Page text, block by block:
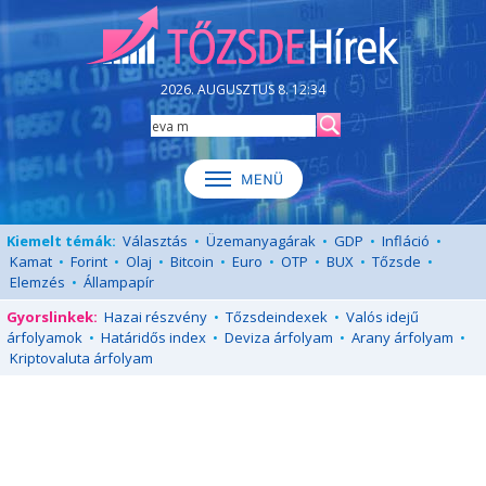
2026. AUGUSZTUS 8. 12:34
Kiemelt témák: Választás • Üzemanyagárak • GDP • Infláció •
Kamat • Forint • Olaj • Bitcoin • Euro • OTP • BUX • Tőzsde •
Elemzés • Állampapír
Gyorslinkek: Hazai részvény • Tőzsdeindexek • Valós idejű
árfolyamok • Határidős index • Deviza árfolyam • Arany árfolyam •
Kriptovaluta árfolyam